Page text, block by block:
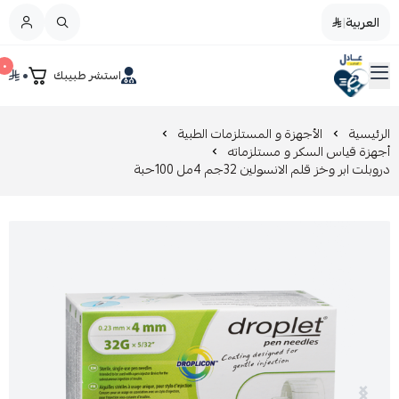
العربية|
صيدليات عادل استشر طبيبك ٠ ٠ القائمة الرئيسية
تخفيضات
المدونة
العناية بالجمال
عرض الكل
مزيل طلاء الأظافر
العناية بالطفل و الأم
عرض الكل
العناية اليومية
الرئيسية الأجهزة و المستلزمات الطبية
أجهزة قياس السكر و مستلزماته
دروبلت ابر وخز قلم الانسولين 32جم 4مل 100حبة